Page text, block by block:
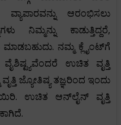
ವ್ಯಾಪಾರವನ್ನು ಆರಂಭಿಸಲು
ನಿಮ್ಮನ್ನು ಕಾಡುತ್ತಿದ್ದರೆ,
ನಮ್ಮ ಕ್ಲೈಂಟ್‌ಗೆ
ಉಚಿತ ವೃತ್ತಿ
ಜ್ಯೋತಿಷ್ಯ ತಜ್ಞರಿಂದ ಇಂದು
ಉಚಿತ ಆನ್‌ಲೈನ್ ವೃತ್ತಿ